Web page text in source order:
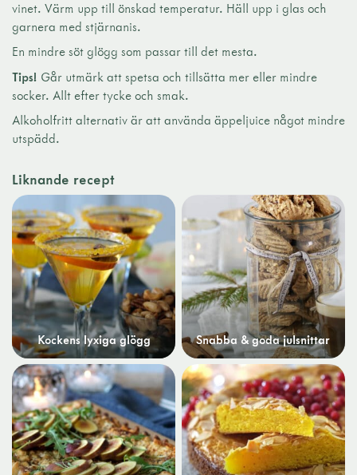
vinet. Värm upp till önskad temperatur. Häll upp i glas och
garnera med stjärnanis.
En mindre söt glögg som passar till det mesta.
Tips! Går utmärk att spetsa och tillsätta mer eller mindre
socker. Allt efter tycke och smak.
Alkoholfritt alternativ är att använda äppeljuice något mindre
utspädd.
Liknande recept
Kockens lyxiga glögg Snabba & goda julsnittar